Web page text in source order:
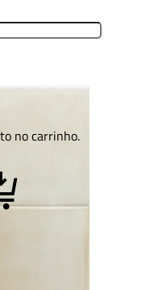
no carrinho.